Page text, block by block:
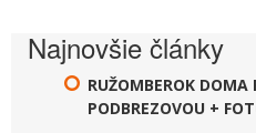
Najnovšie články
RUŽOMBEROK DOMA
PODBREZOVOU +